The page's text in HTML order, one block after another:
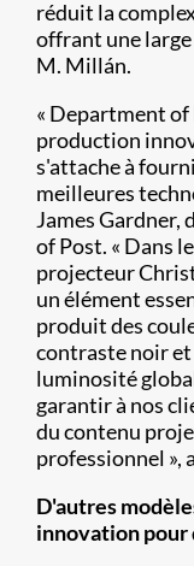
réduit la
offrant une large
M. Millán.
« Department of
production
s'attache à
meilleures
James
of Post. « Dans
projecteur
un élément
produit des
contraste noir et
luminosité
garantir à nos
du contenu
professionnel »,
D'autres
innovation pour